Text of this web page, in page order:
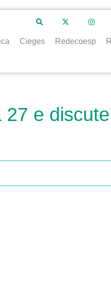
Cieges Redecoesp
e